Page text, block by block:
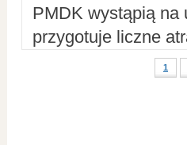
PMDK wystąpią na
przygotuje liczne
1